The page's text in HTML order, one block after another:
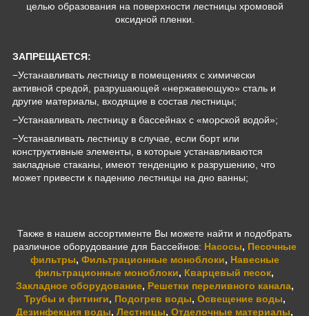
целью образования на поверхности лестницы хромовой
оксидной пленки.
ЗАПРЕЩАЕТСЯ:
−Устанавливать лестницу в помещениях с химически
активной средой, разрушающей «нержавеющую» cталь и
другие материалы, входящие в состав лестницы;
−Устанавливать лестницу в бассейнах с «морской водой»;
−Устанавливать лестницу в случае, если борт или
конструктивные элементы, в которые устанавливаются
закладные стаканы, имеют тенденцию к разрушению, что
может привести к падению лестницы на дно ванны;
Также в нашем ассортименте Вы можете найти и подобрать
различное оборудование для Бассейнов: Насосы, Песочные
фильтры, Фильтрационные моноблоки, Навесные
фильтрационные моноблоки, Кварцевый песок,
Закладное оборудование, Решетки переливного канала,
Трубы и фитинги, Подогрев воды, Освещение воды,
Дезинфекция воды, Лестницы, Отделочные материалы,